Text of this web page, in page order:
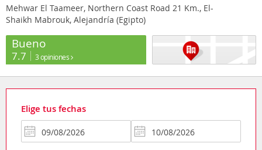
Mehwar El Taameer, Northern Coast Road 21 Km., El-
Shaikh Mabrouk, Alejandría (Egipto)
Bueno
7.7 3 opiniones
Elige tus fechas